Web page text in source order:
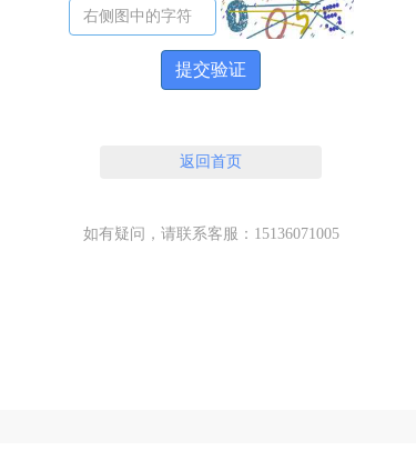
提交验证
返回首页
如有疑问，请联系客服：15136071005